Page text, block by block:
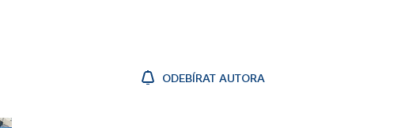
ODEBÍRAT AUTORA